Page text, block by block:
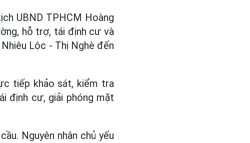
UBND TPHCM Hoàng
hỗ trợ, tái định cư và
Lộc - Thị Nghè đến
tiếp khảo sát, kiểm tra
định cư, giải phóng mặt
Nguyên nhân chủ yếu